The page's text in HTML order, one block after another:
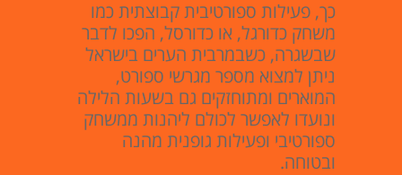
כך, פעילות ספורטיבית קבוצתית כמו
משחק כדורגל, או כדורסל, הפכו לדבר
שבשגרה, כשבמרבית הערים בישראל
ניתן למצוא מספר מגרשי ספורט,
המוארים ומתוחזקים גם בשעות הלילה
ונועדו לאפשר לכולם ליהנות ממשחק
ספורטיבי ופעילות גופנית מהנה
ובטוחה.